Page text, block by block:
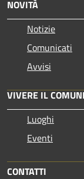
NOVITÀ
Notizie
Comunicati
Avvisi
VIVERE IL
Luoghi
Eventi
CONTATTI